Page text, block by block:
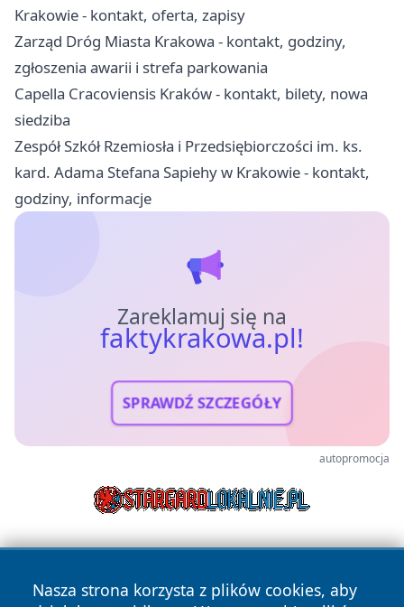
Krakowie - kontakt, oferta, zapisy
Zarząd Dróg Miasta Krakowa - kontakt, godziny,
zgłoszenia awarii i strefa parkowania
Capella Cracoviensis Kraków - kontakt, bilety, nowa
siedziba
Zespół Szkół Rzemiosła i Przedsiębiorczości im. ks.
kard. Adama Stefana Sapiehy w Krakowie - kontakt,
godziny, informacje
Zareklamuj się na
faktykrakowa.pl!
SPRAWDŹ SZCZEGÓŁY
autopromocja
Nasza strona korzysta z plików cookies, aby